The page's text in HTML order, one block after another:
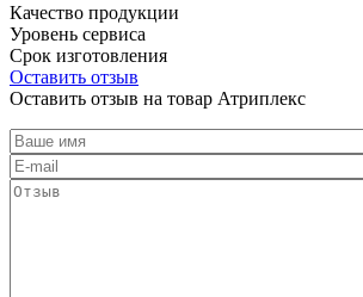
Качество продукции
Уровень сервиса
Срок изготовления
Оставить отзыв
Оставить отзыв на товар Атриплекс